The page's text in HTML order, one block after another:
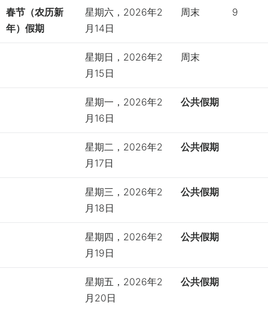
春节（农历新
年）假期
星期六，2026年2
月14日
周末 9
星期日，2026年2
月15日
周末
星期一，2026年2
月16日
公共假期
星期二，2026年2
月17日
公共假期
星期三，2026年2
月18日
公共假期
星期四，2026年2
月19日
公共假期
星期五，2026年2
月20日
公共假期